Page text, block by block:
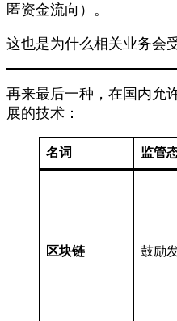
匿资金流向） 。
这也是为什么相关业务会
再来最后一种，在国内允
展的技术：
名词 监管
区块链 鼓励